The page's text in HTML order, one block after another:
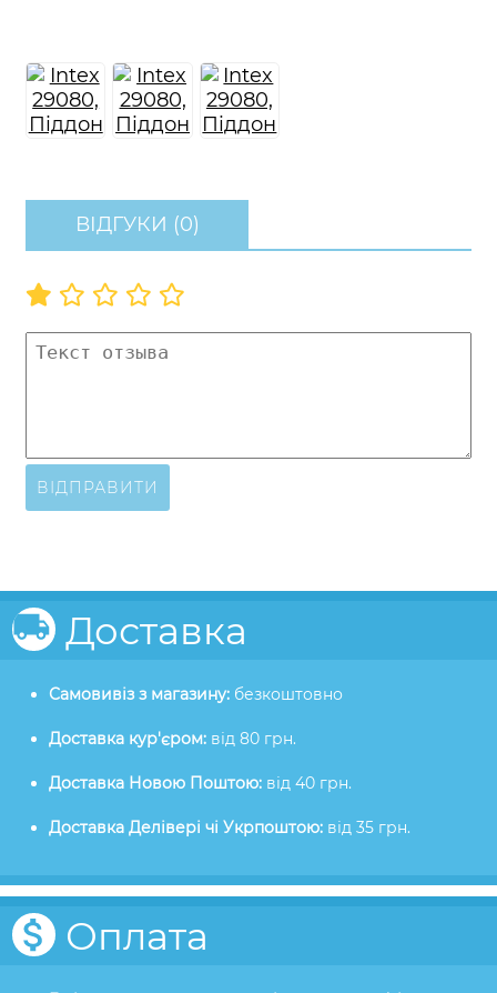
ВІДГУКИ (0)
ВІДПРАВИТИ
Доставка
Самовивіз з магазину: безкоштовно
Доставка кур'єром: від 80 грн.
Доставка Новою Поштою: від 40 грн.
Доставка Делівері чі Укрпоштою: від 35 грн.
Оплата